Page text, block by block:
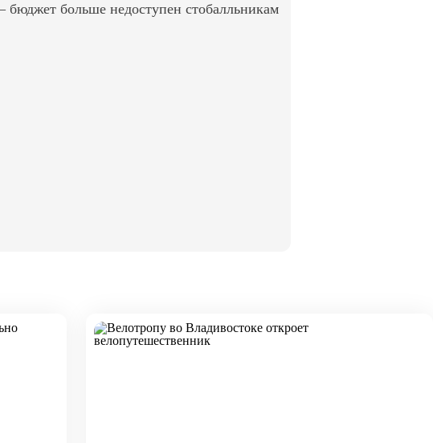
больше недоступен стобалльникам